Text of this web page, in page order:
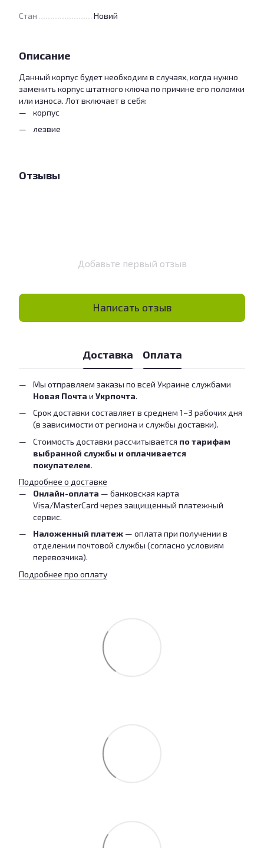
Стан Новий
Описание
Данный корпус будет необходим в случаях, когда нужно
заменить корпус штатного ключа по причине его поломки
или износа. Лот включает в себя:
корпус
лезвие
Отзывы
Добавьте первый отзыв
Написать отзыв
Доставка Оплата
Мы отправляем заказы по всей Украине службами
Новая Почта и Укрпочта.
Срок доставки составляет в среднем 1–3 рабочих дня
(в зависимости от региона и службы доставки).
Стоимость доставки рассчитывается по тарифам
выбранной службы и оплачивается
покупателем.
Подробнее о доставке
Онлайн-оплата — банковская карта
Visa/MasterCard через защищенный платежный
сервис.
Наложенный платеж — оплата при получении в
отделении почтовой службы (согласно условиям
перевозчика).
Подробнее про оплату